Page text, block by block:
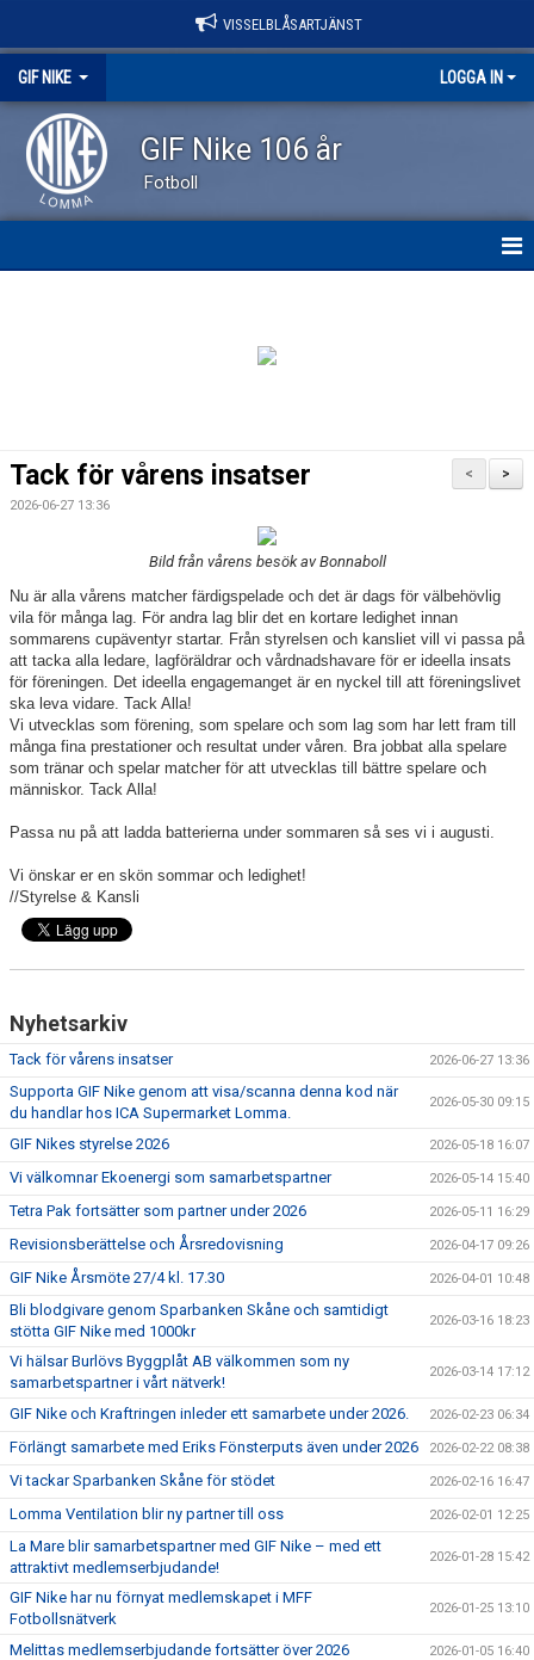
VISSELBLÅSARTJÄNST
GIF NIKE LOGGA IN
GIF Nike 106 år
Fotboll
EVENEMANG
FÖRENINGSKALENDER
KIOSK OCH BOLLSERVICE
INFORMATION
IDROTTSFÖRSÄKRING
BOKA KLUBBLOKAL
KONTAKT
TRYGG IDROTT
MÅLSÄTTNING
WEBSHOP
STIFTELSEN DUNROSS & CO
>
<
Tack för vårens insatser
2026-06-27 13:36
Bild från vårens besök av Bonnaboll
Nu är alla vårens matcher färdigspelade och det är dags för välbehövlig
vila för många lag. För andra lag blir det en kortare ledighet innan
sommarens cupäventyr startar. Från styrelsen och kansliet vill vi passa på
att tacka alla ledare, lagföräldrar och vårdnadshavare för er ideella insats
för föreningen. Det ideella engagemanget är en nyckel till att föreningslivet
ska leva vidare. Tack Alla!
Vi utvecklas som förening, som spelare och som lag som har lett fram till
många fina prestationer och resultat under våren. Bra jobbat alla spelare
som tränar och spelar matcher för att utvecklas till bättre spelare och
människor. Tack Alla!
Passa nu på att ladda batterierna under sommaren så ses vi i augusti.
Vi önskar er en skön sommar och ledighet!
//Styrelse & Kansli
Nyhetsarkiv
Tack för vårens insatser 2026-06-27 13:36
Supporta GIF Nike genom att visa/scanna denna kod när
du handlar hos ICA Supermarket Lomma.
2026-05-30 09:15
GIF Nikes styrelse 2026 2026-05-18 16:07
Vi välkomnar Ekoenergi som samarbetspartner 2026-05-14 15:40
Tetra Pak fortsätter som partner under 2026 2026-05-11 16:29
Revisionsberättelse och Årsredovisning 2026-04-17 09:26
GIF Nike Årsmöte 27/4 kl. 17.30 2026-04-01 10:48
Bli blodgivare genom Sparbanken Skåne och samtidigt
stötta GIF Nike med 1000kr
2026-03-16 18:23
Vi hälsar Burlövs Byggplåt AB välkommen som ny
samarbetspartner i vårt nätverk!
2026-03-14 17:12
GIF Nike och Kraftringen inleder ett samarbete under 2026. 2026-02-23 06:34
Förlängt samarbete med Eriks Fönsterputs även under 2026 2026-02-22 08:38
Vi tackar Sparbanken Skåne för stödet 2026-02-16 16:47
Lomma Ventilation blir ny partner till oss 2026-02-01 12:25
La Mare blir samarbetspartner med GIF Nike – med ett
attraktivt medlemserbjudande!
2026-01-28 15:42
GIF Nike har nu förnyat medlemskapet i MFF
Fotbollsnätverk
2026-01-25 13:10
Melittas medlemserbjudande fortsätter över 2026 2026-01-05 16:40